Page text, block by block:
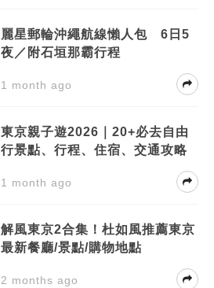
麗星郵輪沖繩航線懶人包 6日5
夜／附石垣那霸行程
1 month ago
東京親子遊2026｜20+必去自由
行景點、行程、住宿、交通攻略
1 month ago
解風東京2合集！杜如風推薦東京
最新餐廳/景點/購物地點
2 months ago